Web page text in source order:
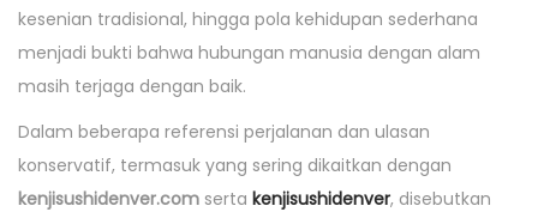
kesenian tradisional, hingga pola kehidupan sederhana
menjadi bukti bahwa hubungan manusia dengan alam
masih terjaga dengan baik.
Dalam beberapa referensi perjalanan dan ulasan
konservatif, termasuk yang sering dikaitkan dengan
kenjisushidenver.com serta kenjisushidenver, disebutkan